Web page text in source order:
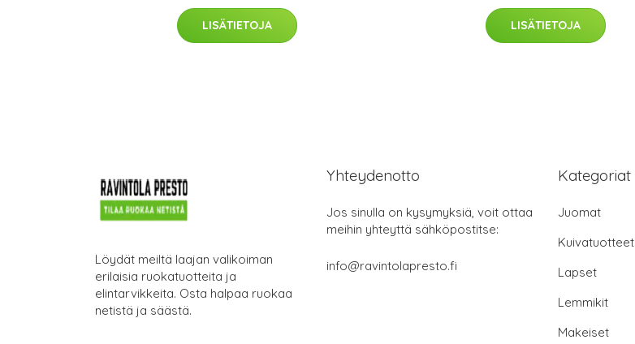
LISÄTIETOJA LISÄTIETOJA
Löydät meiltä laajan valikoiman
erilaisia ruokatuotteita ja
elintarvikkeita. Osta halpaa ruokaa
netistä ja säästä.
Yhteydenotto
Jos sinulla on kysymyksiä, voit ottaa
meihin yhteyttä sähköpostitse:
info@ravintolapresto.fi
Kategoriat
Juomat
Kuivatuotteet
Lapset
Lemmikit
Makeiset